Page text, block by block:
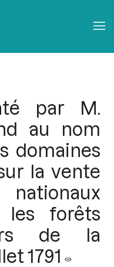
par M.
au nom
domaines
la vente
les forêts
de la
1791